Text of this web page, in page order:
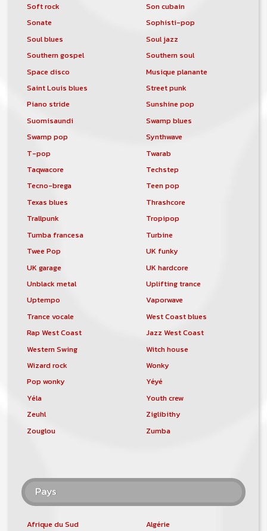
Soft rock
Son cubain
Sonate
Sophisti-pop
Soul blues
Soul jazz
Southern gospel
Southern soul
Space disco
Musique planante
Saint Louis blues
Street punk
Piano stride
Sunshine pop
Suomisaundi
Swamp blues
Swamp pop
Synthwave
T-pop
Twarab
Taqwacore
Techstep
Tecno-brega
Teen pop
Texas blues
Thrashcore
Trallpunk
Tropipop
Tumba francesa
Turbine
Twee Pop
UK funky
UK garage
UK hardcore
Unblack metal
Uplifting trance
Uptempo
Vaporwave
Trance vocale
West Coast blues
Rap West Coast
Jazz West Coast
Western Swing
Witch house
Wizard rock
Wonky
Pop wonky
Yéyé
Yéla
Youth crew
Zeuhl
Ziglibithy
Zouglou
Zumba
Pays
Afrique du Sud
Algérie